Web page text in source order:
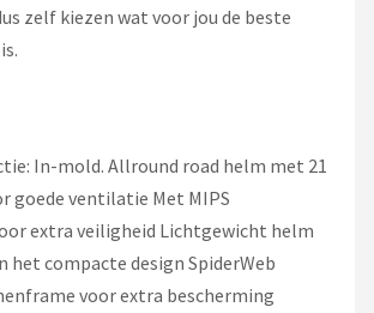
zelf kiezen wat voor jou de beste
In-mold. Allround road helm met 21
goede ventilatie Met MIPS
extra veiligheid Lichtgewicht helm
het compacte design SpiderWeb
voor extra bescherming